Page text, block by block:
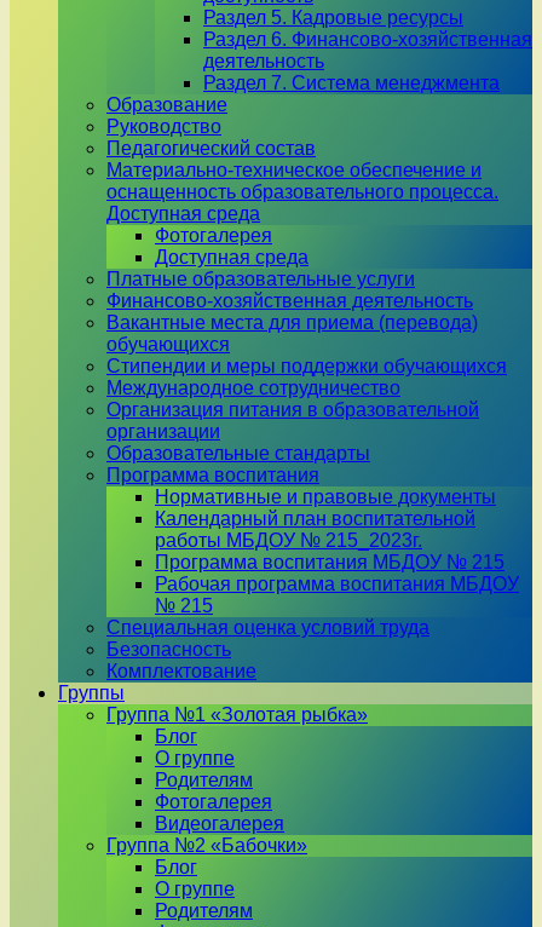
Раздел 5. Кадровые ресурсы
Раздел 6. Финансово-хозяйственная
деятельность
Раздел 7. Система менеджмента
Образование
Руководство
Педагогический состав
Материально-техническое обеспечение и
оснащенность образовательного процесса.
Доступная среда
Фотогалерея
Доступная среда
Платные образовательные услуги
Финансово-хозяйственная деятельность
Вакантные места для приема (перевода)
обучающихся
Стипендии и меры поддержки обучающихся
Международное сотрудничество
Организация питания в образовательной
организации
Образовательные стандарты
Программа воспитания
Нормативные и правовые документы
Календарный план воспитательной
работы МБДОУ № 215_2023г.
Программа воспитания МБДОУ № 215
Рабочая программа воспитания МБДОУ
№ 215
Специальная оценка условий труда
Безопасность
Комплектование
Группы
Группа №1 «Золотая рыбка»
Блог
О группе
Родителям
Фотогалерея
Видеогалерея
Группа №2 «Бабочки»
Блог
О группе
Родителям